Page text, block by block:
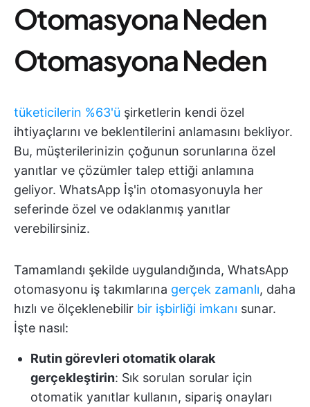
Otomasyona Neden
Otomasyona Neden
tüketicilerin %63'ü şirketlerin kendi özel
ihtiyaçlarını ve beklentilerini anlamasını bekliyor.
Bu, müşterilerinizin çoğunun sorunlarına özel
yanıtlar ve çözümler talep ettiği anlamına
geliyor. WhatsApp İş'in otomasyonuyla her
seferinde özel ve odaklanmış yanıtlar
verebilirsiniz.
Tamamlandı şekilde uygulandığında, WhatsApp
otomasyonu iş takımlarına gerçek zamanlı, daha
hızlı ve ölçeklenebilir bir işbirliği imkanı sunar.
İşte nasıl:
Rutin görevleri otomatik olarak
gerçekleştirin: Sık sorulan sorular için
otomatik yanıtlar kullanın, sipariş onayları